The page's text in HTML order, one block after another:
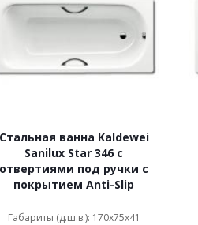
Стальная ванна Kaldewei
Sanilux Star 346 с
отвертиями под ручки с
покрытием Anti-Slip
Габариты (д.ш.в.): 170x75x41